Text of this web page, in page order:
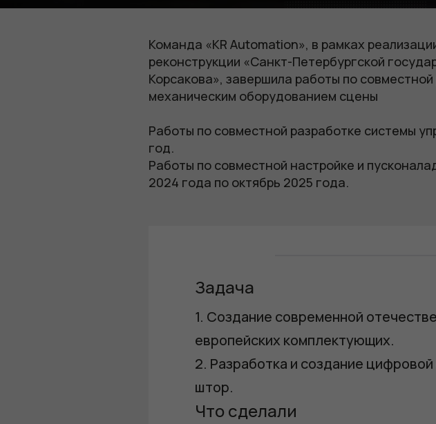
Команда «KR Automation», в рамках
реконструкции «Санкт-Петербургской
Корсакова», завершила работы по
механическим оборудованием сцены
Работы по совместной разработке системы
год.
Работы по совместной настройке и
2024 года по октябрь 2025 года.
Задача
1. Создание современной
европейских комплектующих.
2. Разработка и создание
штор.
Что сделали